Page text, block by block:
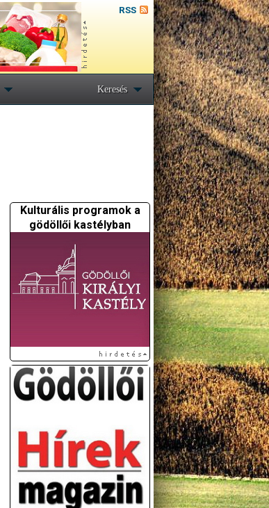
RSS
Keresés
Kulturális programok a
gödöllői kastélyban